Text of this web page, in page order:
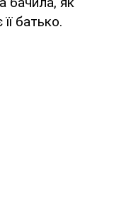
батько.